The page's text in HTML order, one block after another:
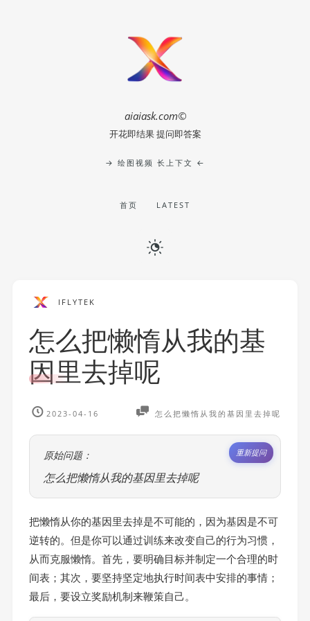
aiaiask.com©
开花即结果 提问即答案
→ 绘图视频 长上下文 ←
首页 LATEST
IFLYTEK
怎么把懒惰从我的基
因里去掉呢
2023-04-16 怎么把懒惰从我的基因里去掉呢
原始问题：
怎么把懒惰从我的基因里去掉呢
重新提问
把懒惰从你的基因里去掉是不可能的，因为基因是不可
逆转的。但是你可以通过训练来改变自己的行为习惯，
从而克服懒惰。首先，要明确目标并制定一个合理的时
间表；其次，要坚持坚定地执行时间表中安排的事情；
最后，要设立奖励机制来鞭策自己。